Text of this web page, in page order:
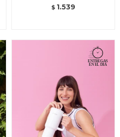
$ 1.539